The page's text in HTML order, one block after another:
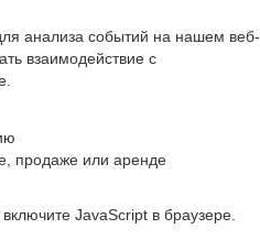
анализа событий на нашем веб-
взаимодействие с
продаже или аренде
JavaScript в браузере.